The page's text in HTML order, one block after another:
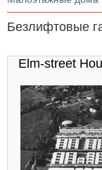
Безлифтовые
Elm-street